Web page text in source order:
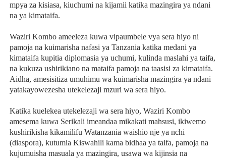
mpya za kisiasa, kiuchumi na kijamii katika mazingira ya ndani
na ya kimataifa.
Waziri Kombo ameeleza kuwa vipaumbele vya sera hiyo ni
pamoja na kuimarisha nafasi ya Tanzania katika medani ya
kimataifa kupitia diplomasia ya uchumi, kulinda maslahi ya taifa,
na kukuza ushirikiano na mataifa pamoja na taasisi za kimataifa.
Aidha, amesisitiza umuhimu wa kuimarisha mazingira ya ndani
yatakayowezesha utekelezaji mzuri wa sera hiyo.
Katika kuelekea utekelezaji wa sera hiyo, Waziri Kombo
amesema kuwa Serikali imeandaa mikakati mahsusi, ikiwemo
kushirikisha kikamilifu Watanzania waishio nje ya nchi
(diaspora), kutumia Kiswahili kama bidhaa ya taifa, pamoja na
kujumuisha masuala ya mazingira, usawa wa kijinsia na